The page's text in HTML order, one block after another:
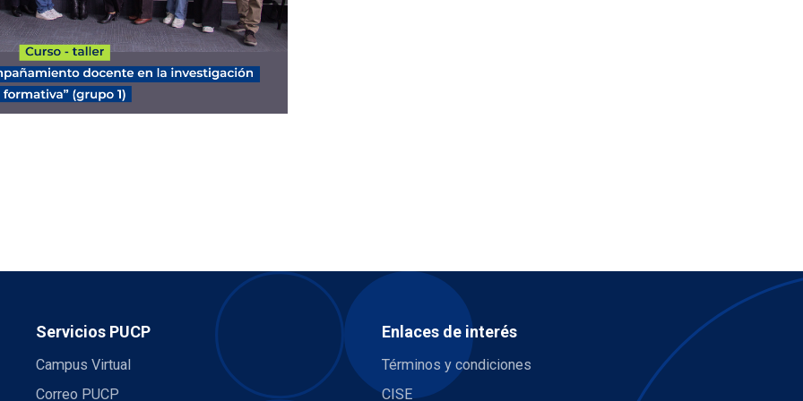
Servicios PUCP
Campus Virtual
Correo PUCP
Enlaces de interés
Términos y condiciones
CISE